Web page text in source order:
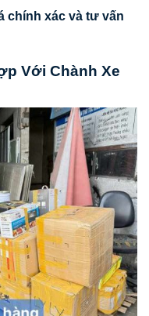
chính xác và tư vấn
Với Chành Xe